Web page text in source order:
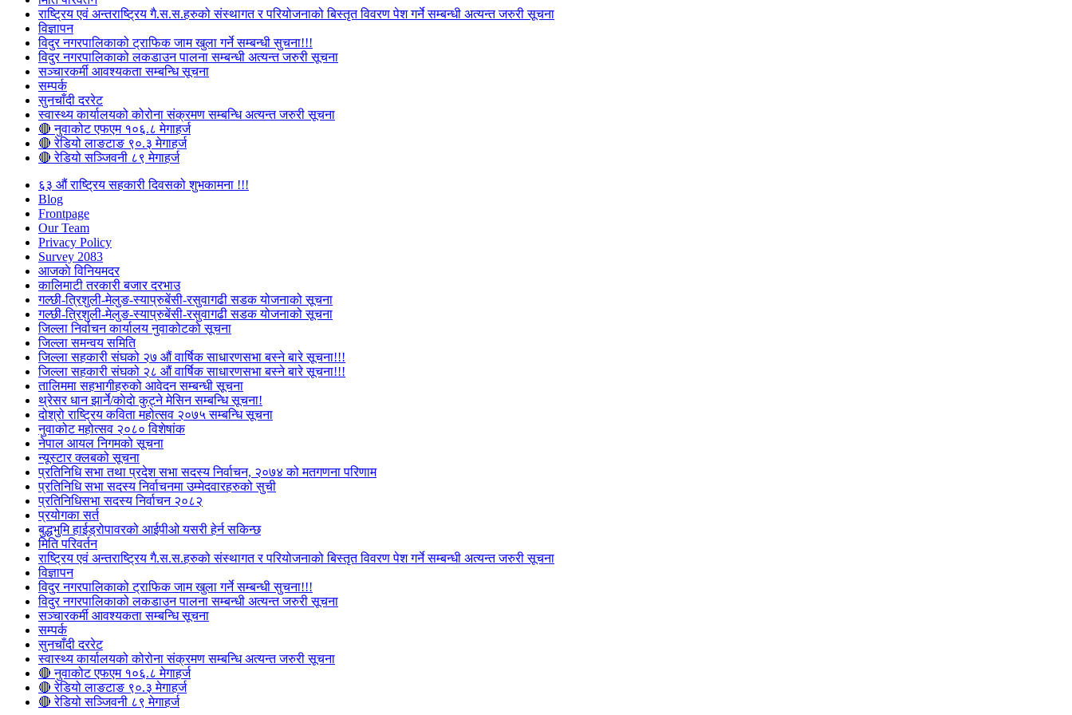
राष्ट्रिय एवं अन्तराष्ट्रिय गै.स.स.हरुको संस्थागत र परियोजनाको बिस्तृत विवरण पेश गर्ने सम्बन्धी अत्यन्त जरुरी सूचना
विज्ञापन
विदुर नगरपालिकाको ट्राफिक जाम खुला गर्ने सम्बन्धी सुचना!!!
विदुर नगरपालिकाको लकडाउन पालना सम्बन्धी अत्यन्त जरुरी सूचना
सञ्चारकर्मी आवश्यकता सम्बन्धि सूचना
सम्पर्क
सुनचाँदी दररेट
स्वास्थ्य कार्यालयको कोरोना संक्रमण सम्बन्धि अत्यन्त जरुरी सूचना
🔴 नुवाकोट एफएम १०६.८ मेगाहर्ज
🔴 रेडियो लाङटाङ ९०.३ मेगाहर्ज
🔴 रेडियो सञ्जिवनी ८९ मेगाहर्ज
६३ औं राष्ट्रिय सहकारी दिवसको शुभकामना !!!
Blog
Frontpage
Our Team
Privacy Policy
Survey 2083
आजकाे विनियमदर
कालिमाटी तरकारी बजार दरभाउ
गल्छी-त्रिशुली-मेलुङ-स्याप्रुबेंसी-रसुवागढी सडक योजनाको सूचना
गल्छी-त्रिशुली-मेलुङ-स्याप्रुबेंसी-रसुवागढी सडक योजनाको सूचना
जिल्ला निर्वाचन कार्यालय नुवाकोटको सूचना
जिल्ला समन्वय समिति
जिल्ला सहकारी संघको २७ औं वार्षिक साधारणसभा बस्ने बारे सूचना!!!
जिल्ला सहकारी संघको २८ औं वार्षिक साधारणसभा बस्ने बारे सूचना!!!
तालिममा सहभागीहरुको आवेदन सम्बन्धी सूचना
थ्रेसर धान झार्ने/काेदाे कुट्ने मेसिन सम्बन्धि सूचना!
दोश्रो राष्ट्रिय कविता महोत्सव २०७५ सम्बन्धि सूचना
नुवाकोट महोत्सव २०८० विशेषांक
नेपाल आयल निगमको सूचना
न्यूस्टार क्लबको सूचना
प्रतिनिधि सभा तथा प्रदेश सभा सदस्य निर्वाचन, २०७४ को मतगणना परिणाम
प्रतिनिधि सभा सदस्य निर्वाचनमा उम्मेदवारहरुको सुची
प्रतिनिधिसभा सदस्य निर्वाचन २०८२
प्रयोगका सर्त
बुद्धभुमि हाईड्रोपावरको आईपीओ यसरी हेर्न सकिन्छ
मिति परिवर्तन
राष्ट्रिय एवं अन्तराष्ट्रिय गै.स.स.हरुको संस्थागत र परियोजनाको बिस्तृत विवरण पेश गर्ने सम्बन्धी अत्यन्त जरुरी सूचना
विज्ञापन
विदुर नगरपालिकाको ट्राफिक जाम खुला गर्ने सम्बन्धी सुचना!!!
विदुर नगरपालिकाको लकडाउन पालना सम्बन्धी अत्यन्त जरुरी सूचना
सञ्चारकर्मी आवश्यकता सम्बन्धि सूचना
सम्पर्क
सुनचाँदी दररेट
स्वास्थ्य कार्यालयको कोरोना संक्रमण सम्बन्धि अत्यन्त जरुरी सूचना
🔴 नुवाकोट एफएम १०६.८ मेगाहर्ज
🔴 रेडियो लाङटाङ ९०.३ मेगाहर्ज
🔴 रेडियो सञ्जिवनी ८९ मेगाहर्ज